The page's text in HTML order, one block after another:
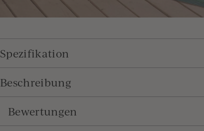
Spezifikation
Beschreibung
Bewertungen